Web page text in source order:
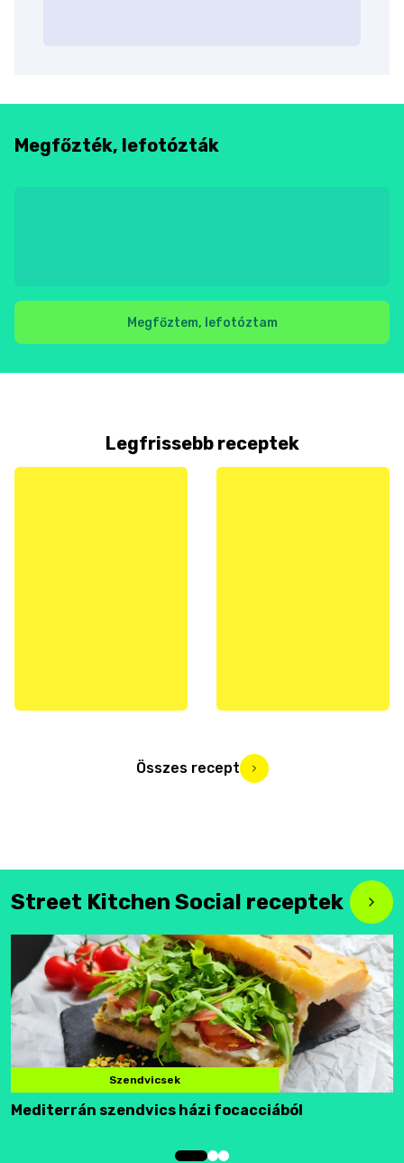
Megfőzték, lefotózták
Megfőztem, lefotóztam
Legfrissebb receptek
Összes recept
Street Kitchen Social receptek
Szendvicsek
Mediterrán szendvics házi focacciából